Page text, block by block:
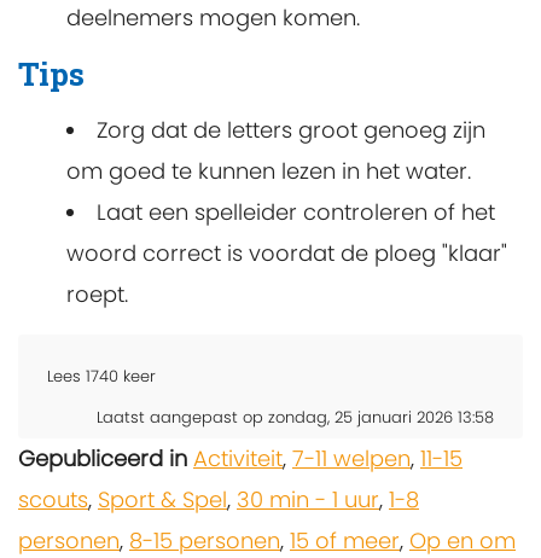
deelnemers mogen komen.
Tips
Zorg dat de letters groot genoeg zijn
om goed te kunnen lezen in het water.
Laat een spelleider controleren of het
woord correct is voordat de ploeg "klaar"
roept.
Lees 1740 keer
Laatst aangepast op zondag, 25 januari 2026 13:58
Gepubliceerd in Activiteit, 7-11 welpen, 11-15
scouts, Sport & Spel, 30 min - 1 uur, 1-8
personen, 8-15 personen, 15 of meer, Op en om